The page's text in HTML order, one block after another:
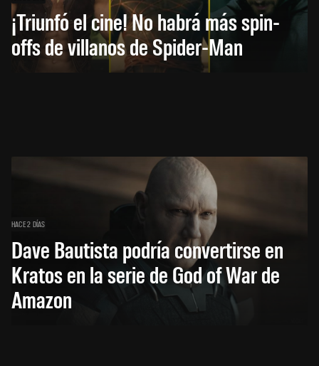
¡Triunfó el cine! No habrá más spin-
offs de villanos de Spider-Man
HACE 2 DÍAS
Dave Bautista podría convertirse en
Kratos en la serie de God of War de
Amazon